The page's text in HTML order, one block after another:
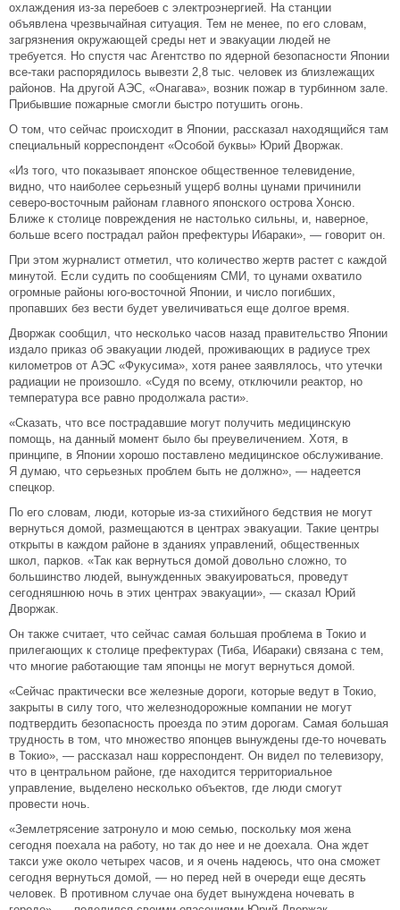
охлаждения из-за перебоев с электроэнергией. На станции
объявлена чрезвычайная ситуация. Тем не менее, по его словам,
загрязнения окружающей среды нет и эвакуации людей не
требуется. Но спустя час Агентство по ядерной безопасности Японии
все-таки распорядилось вывезти 2,8 тыс. человек из близлежащих
районов. На другой АЭС, «Онагава», возник пожар в турбинном зале.
Прибывшие пожарные смогли быстро потушить огонь.
О том, что сейчас происходит в Японии, рассказал находящийся там
специальный корреспондент «Особой буквы» Юрий Дворжак.
«Из того, что показывает японское общественное телевидение,
видно, что наиболее серьезный ущерб волны цунами причинили
северо-восточным районам главного японского острова Хонсю.
Ближе к столице повреждения не настолько сильны, и, наверное,
больше всего пострадал район префектуры Ибараки», — говорит он.
При этом журналист отметил, что количество жертв растет с каждой
минутой. Если судить по сообщениям СМИ, то цунами охватило
огромные районы юго-восточной Японии, и число погибших,
пропавших без вести будет увеличиваться еще долгое время.
Дворжак сообщил, что несколько часов назад правительство Японии
издало приказ об эвакуации людей, проживающих в радиусе трех
километров от АЭС «Фукусима», хотя ранее заявлялось, что утечки
радиации не произошло. «Судя по всему, отключили реактор, но
температура все равно продолжала расти».
«Сказать, что все пострадавшие могут получить медицинскую
помощь, на данный момент было бы преувеличением. Хотя, в
принципе, в Японии хорошо поставлено медицинское обслуживание.
Я думаю, что серьезных проблем быть не должно», — надеется
спецкор.
По его словам, люди, которые из-за стихийного бедствия не могут
вернуться домой, размещаются в центрах эвакуации. Такие центры
открыты в каждом районе в зданиях управлений, общественных
школ, парков. «Так как вернуться домой довольно сложно, то
большинство людей, вынужденных эвакуироваться, проведут
сегодняшнюю ночь в этих центрах эвакуации», — сказал Юрий
Дворжак.
Он также считает, что сейчас самая большая проблема в Токио и
прилегающих к столице префектурах (Тиба, Ибараки) связана с тем,
что многие работающие там японцы не могут вернуться домой.
«Сейчас практически все железные дороги, которые ведут в Токио,
закрыты в силу того, что железнодорожные компании не могут
подтвердить безопасность проезда по этим дорогам. Самая большая
трудность в том, что множество японцев вынуждены где-то ночевать
в Токио», — рассказал наш корреспондент. Он видел по телевизору,
что в центральном районе, где находится территориальное
управление, выделено несколько объектов, где люди смогут
провести ночь.
«Землетрясение затронуло и мою семью, поскольку моя жена
сегодня поехала на работу, но так до нее и не доехала. Она ждет
такси уже около четырех часов, и я очень надеюсь, что она сможет
сегодня вернуться домой, — но перед ней в очереди еще десять
человек. В противном случае она будет вынуждена ночевать в